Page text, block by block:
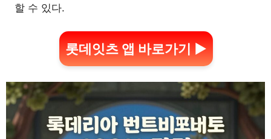
할 수 있다.
롯데잇츠 앱 바로가기 ▶